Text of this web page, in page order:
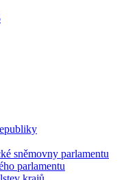
sněmovny parlamentu
parlamentu